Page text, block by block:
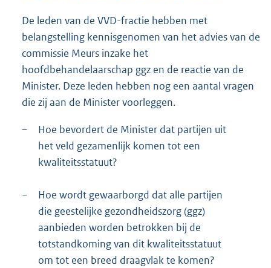
De leden van de VVD-fractie hebben met
belangstelling kennisgenomen van het advies van de
commissie Meurs inzake het
hoofdbehandelaarschap ggz en de reactie van de
Minister. Deze leden hebben nog een aantal vragen
die zij aan de Minister voorleggen.
–
Hoe bevordert de Minister dat partijen uit
het veld gezamenlijk komen tot een
kwaliteitsstatuut?
−
Hoe wordt gewaarborgd dat alle partijen
die geestelijke gezondheidszorg (ggz)
aanbieden worden betrokken bij de
totstandkoming van dit kwaliteitsstatuut
om tot een breed draagvlak te komen?